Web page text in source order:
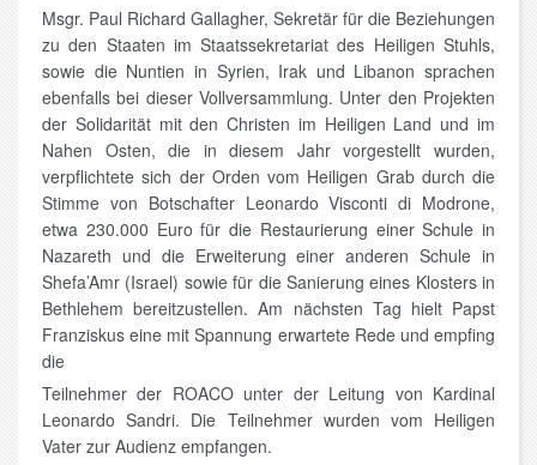
Msgr. Paul Richard Gallagher, Sekretär für die Beziehungen
zu den Staaten im Staatssekretariat des Heiligen Stuhls,
sowie die Nuntien in Syrien, Irak und Libanon sprachen
ebenfalls bei dieser Vollversammlung. Unter den Projekten
der Solidarität mit den Christen im Heiligen Land und im
Nahen Osten, die in diesem Jahr vorgestellt wurden,
verpflichtete sich der Orden vom Heiligen Grab durch die
Stimme von Botschafter Leonardo Visconti di Modrone,
etwa 230.000 Euro für die Restaurierung einer Schule in
Nazareth und die Erweiterung einer anderen Schule in
Shefa’Amr (Israel) sowie für die Sanierung eines Klosters in
Bethlehem bereitzustellen. Am nächsten Tag hielt Papst
Franziskus eine mit Spannung erwartete Rede und empfing
die
Teilnehmer der ROACO unter der Leitung von Kardinal
Leonardo Sandri. Die Teilnehmer wurden vom Heiligen
Vater zur Audienz empfangen.